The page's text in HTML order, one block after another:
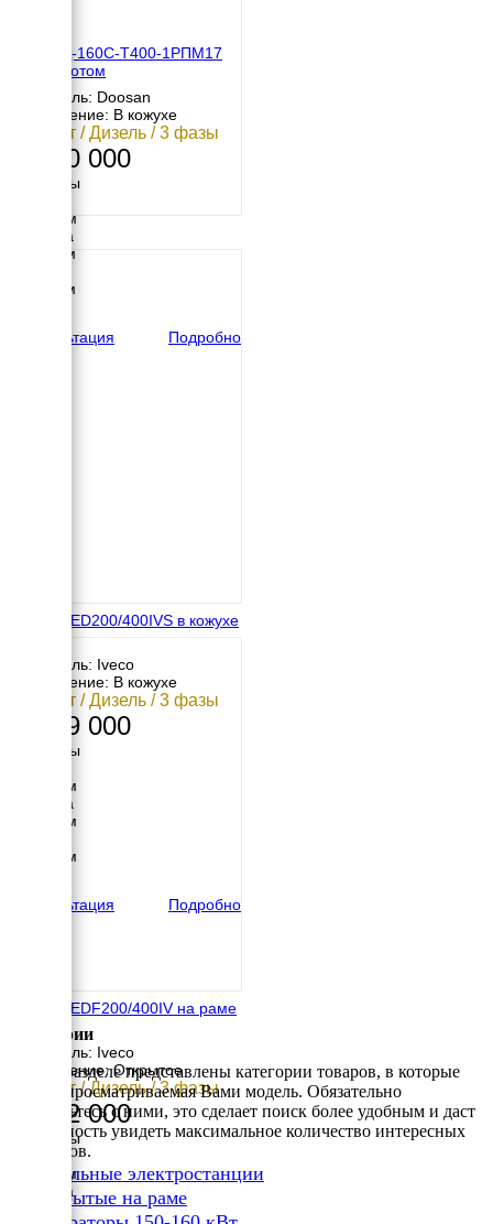
ТСС АД-160С-Т400-1РПМ17
под капотом
Двигатель: Doosan
Исполнение: В кожухе
160 кВт / Дизель / 3 фазы
1 320 000
Размеры
2750 мм
Ширина
1134 мм
2110 мм
Консультация
Подробно
Energo ED200/400IVS в кожухе
Двигатель: Iveco
Исполнение: В кожухе
160 кВт / Дизель / 3 фазы
1 999 000
Размеры
3300 мм
Ширина
1200 мм
1958 мм
Консультация
Подробно
Energo EDF200/400IV на раме
Двигатель: Iveco
Исполнение: Открытое
160 кВт / Дизель / 3 фазы
1 742 000
Размеры
2622 мм
Ширина
Категории
В этом разделе представлены категории товаров, в которые
входит просматриваемая Вами модель. Обязательно
ознакомьтесь с ними, это сделает поиск более удобным и даст
возможность увидеть максимальное количество интересных
вариантов.
Дизельные электростанции
Открытые на раме